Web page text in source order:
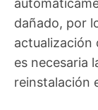
dañado, por
actualización
es necesaria
reinstalación